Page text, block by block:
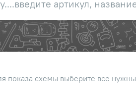
показа схемы выберите все